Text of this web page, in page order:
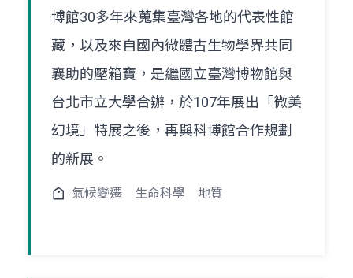
博館30多年來蒐集臺灣各地的代表性館
藏，以及來自國內微體古生物學界共同
襄助的壓箱寶，是繼國立臺灣博物館與
台北市立大學合辦，於107年展出「微美
幻境」特展之後，再與科博館合作規劃
的新展。
氣候變遷 生命科學 地質